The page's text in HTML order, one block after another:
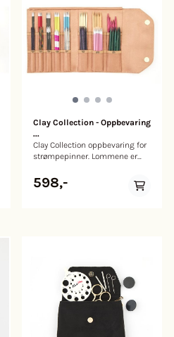
Clay Collection - Oppbevaring
...
Clay Collection oppbevaring for
strømpepinner. Lommene er
du enkelt finner akkurat den
pinnen du trenger.
598,-